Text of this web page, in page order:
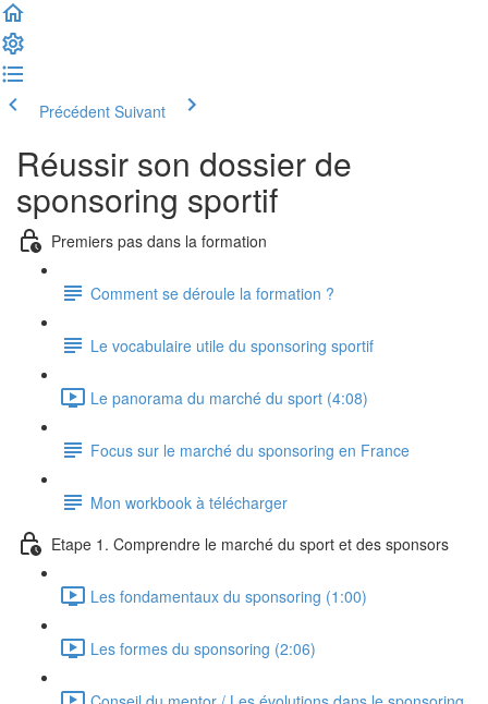
Précédent Suivant
Réussir son dossier de
sponsoring sportif
Premiers pas dans la formation
Comment se déroule la formation ?
Le vocabulaire utile du sponsoring sportif
Le panorama du marché du sport (4:08)
Focus sur le marché du sponsoring en France
Mon workbook à télécharger
Etape 1. Comprendre le marché du sport et des sponsors
Les fondamentaux du sponsoring (1:00)
Les formes du sponsoring (2:06)